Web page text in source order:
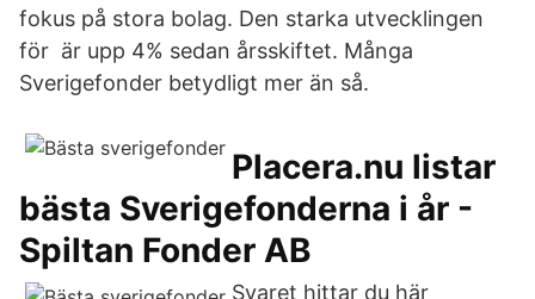
fokus på stora bolag. Den starka utvecklingen
för är upp 4% sedan årsskiftet. Många
Sverigefonder betydligt mer än så.
Placera.nu listar
bästa Sverigefonderna i år -
Spiltan Fonder AB
Svaret hittar du här